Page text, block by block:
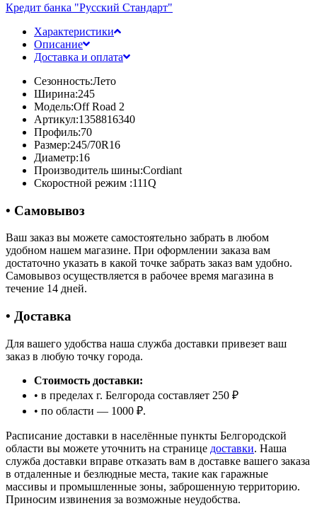
Кредит банка "Русский Стандарт"
Характеристики
Описание
Доставка и оплата
Сезонность:Лето
Ширина:245
Модель:Off Road 2
Артикул:1358816340
Профиль:70
Размер:245/70R16
Диаметр:16
Производитель шины:Cordiant
Скоростной режим :111Q
• Самовывоз
Ваш заказ вы можете самостоятельно забрать в любом
удобном нашем магазине. При оформлении заказа вам
достаточно указать в какой точке забрать заказ вам удобно.
Самовывоз осуществляется в рабочее время магазина в
течение 14 дней.
• Доставка
Для вашего удобства наша служба доставки привезет ваш
заказ в любую точку города.
Стоимость доставки:
• в пределах г. Белгорода составляет 250 ₽
• по области — 1000 ₽.
Расписание доставки в населённые пункты Белгородской
области вы можете уточнить на странице доставки. Наша
служба доставки вправе отказать вам в доставке вашего заказа
в отдаленные и безлюдные места, такие как гаражные
массивы и промышленные зоны, заброшенную территорию.
Приносим извинения за возможные неудобства.